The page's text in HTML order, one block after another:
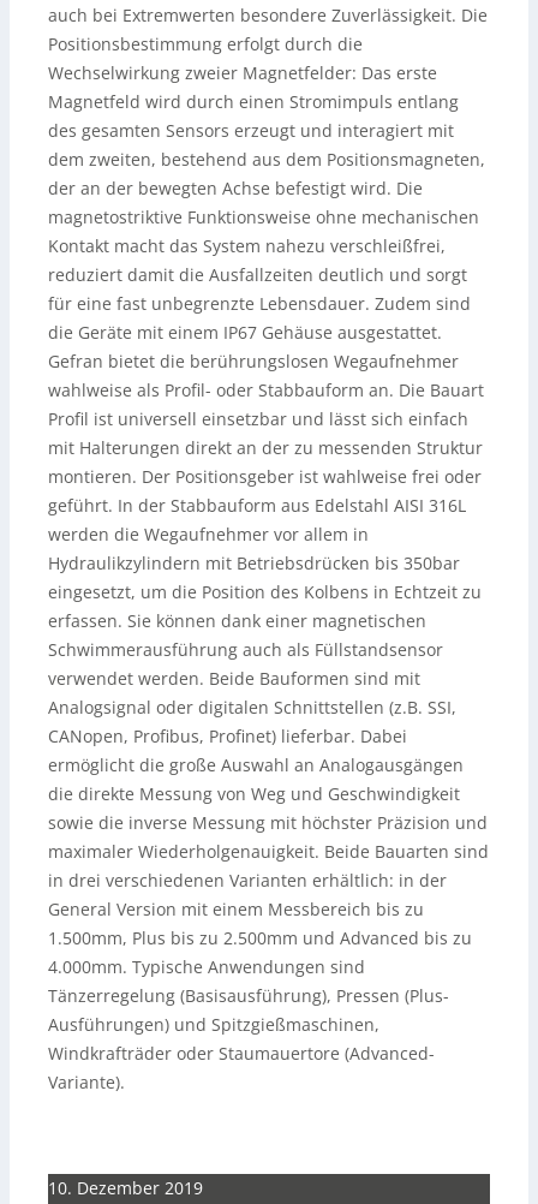
auch bei Extremwerten besondere Zuverlässigkeit. Die
Positionsbestimmung erfolgt durch die
Wechselwirkung zweier Magnetfelder: Das erste
Magnetfeld wird durch einen Stromimpuls entlang
des gesamten Sensors erzeugt und interagiert mit
dem zweiten, bestehend aus dem Positionsmagneten,
der an der bewegten Achse befestigt wird. Die
magnetostriktive Funktionsweise ohne mechanischen
Kontakt macht das System nahezu verschleißfrei,
reduziert damit die Ausfallzeiten deutlich und sorgt
für eine fast unbegrenzte Lebensdauer. Zudem sind
die Geräte mit einem IP67 Gehäuse ausgestattet.
Gefran bietet die berührungslosen Wegaufnehmer
wahlweise als Profil- oder Stabbauform an. Die Bauart
Profil ist universell einsetzbar und lässt sich einfach
mit Halterungen direkt an der zu messenden Struktur
montieren. Der Positionsgeber ist wahlweise frei oder
geführt. In der Stabbauform aus Edelstahl AISI 316L
werden die Wegaufnehmer vor allem in
Hydraulikzylindern mit Betriebsdrücken bis 350bar
eingesetzt, um die Position des Kolbens in Echtzeit zu
erfassen. Sie können dank einer magnetischen
Schwimmerausführung auch als Füllstandsensor
verwendet werden. Beide Bauformen sind mit
Analogsignal oder digitalen Schnittstellen (z.B. SSI,
CANopen, Profibus, Profinet) lieferbar. Dabei
ermöglicht die große Auswahl an Analogausgängen
die direkte Messung von Weg und Geschwindigkeit
sowie die inverse Messung mit höchster Präzision und
maximaler Wiederholgenauigkeit. Beide Bauarten sind
in drei verschiedenen Varianten erhältlich: in der
General Version mit einem Messbereich bis zu
1.500mm, Plus bis zu 2.500mm und Advanced bis zu
4.000mm. Typische Anwendungen sind
Tänzerregelung (Basisausführung), Pressen (Plus-
Ausführungen) und Spitzgießmaschinen,
Windkrafträder oder Staumauertore (Advanced-
Variante).
10. Dezember 2019